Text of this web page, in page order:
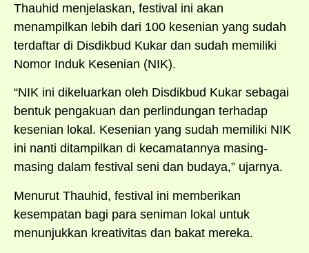
Thauhid menjelaskan, festival ini akan
menampilkan lebih dari 100 kesenian yang sudah
terdaftar di Disdikbud Kukar dan sudah memiliki
Nomor Induk Kesenian (NIK).
“NIK ini dikeluarkan oleh Disdikbud Kukar sebagai
bentuk pengakuan dan perlindungan terhadap
kesenian lokal. Kesenian yang sudah memiliki NIK
ini nanti ditampilkan di kecamatannya masing-
masing dalam festival seni dan budaya,” ujarnya.
Menurut Thauhid, festival ini memberikan
kesempatan bagi para seniman lokal untuk
menunjukkan kreativitas dan bakat mereka.